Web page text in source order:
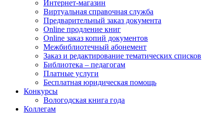
Интернет-магазин
Виртуальная справочная служба
Предварительный заказ документа
Online продление книг
Online заказ копий документов
Межбиблиотечный абонемент
Заказ и редактирование тематических списков
Библиотека – педагогам
Платные услуги
Бесплатная юридическая помощь
Конкурсы
Вологодская книга года
Коллегам